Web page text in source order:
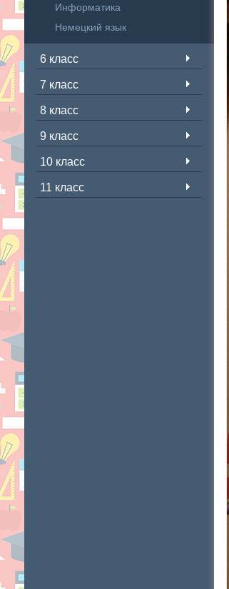
Информатика
Немецкий язык
6 класс
7 класс
8 класс
9 класс
10 класс
11 класс